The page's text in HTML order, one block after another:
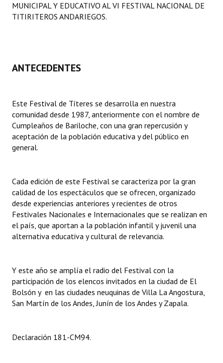
LEGISLACIÓN
Carta Orgánica 2007
Digesto
Organigrama
Informes de Gestión
Proyectos Presentados
Dictámenes Asesoría Letrada
Actas de Sesión
Ejecución Presupuestaria
Actas de Audiencias Públicas
MUNICIPAL Y EDUCATIVO AL VI FESTIVAL NACIONAL DE
TITIRITEROS ANDARIEGOS.
ANTECEDENTES
Este Festival de Títeres se desarrolla en nuestra
comunidad desde 1987, anteriormente con el nombre de
Cumpleaños de Bariloche, con una gran repercusión y
aceptación de la población educativa y del público en
general.
Cada edición de este Festival se caracteriza por la gran
calidad de los espectáculos que se ofrecen, organizado
desde experiencias anteriores y recientes de otros
Festivales Nacionales e Internacionales que se realizan en
el país, que aportan a la población infantil y juvenil una
alternativa educativa y cultural de relevancia.
Y este año se amplía el radio del Festival con la
participación de los elencos invitados en la ciudad de El
Bolsón y en las ciudades neuquinas de Villa La Angostura,
San Martín de los Andes, Junín de los Andes y Zapala.
Declaración 181-CM94.